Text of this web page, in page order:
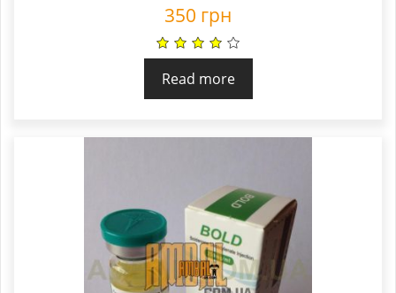
350 грн
Read more